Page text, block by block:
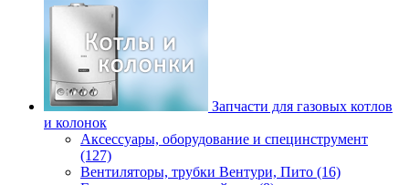
Запчасти для газовых котлов
и колонок
Аксессуары, оборудование и специнструмент
(127)
Вентиляторы, трубки Вентури, Пито (16)